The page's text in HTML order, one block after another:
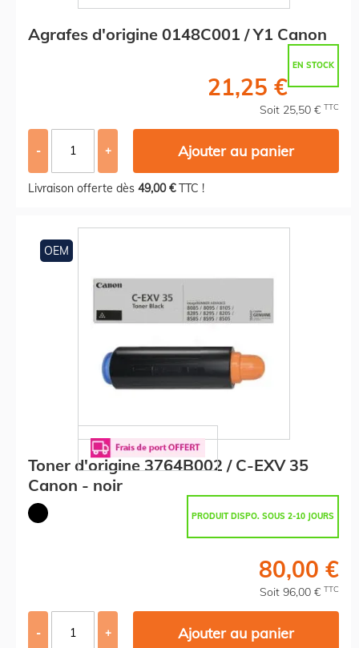
Agrafes d'origine 0148C001 / Y1 Canon
EN STOCK
21,25 €
Soit 25,50 € TTC
- + Ajouter au panier
Livraison offerte dès 49,00 €TTC !
OEM
Toner d'origine 3764B002 / C-EXV 35
Canon - noir
PRODUIT DISPO. SOUS 2-10 JOURS
80,00 €
Soit 96,00 € TTC
- + Ajouter au panier